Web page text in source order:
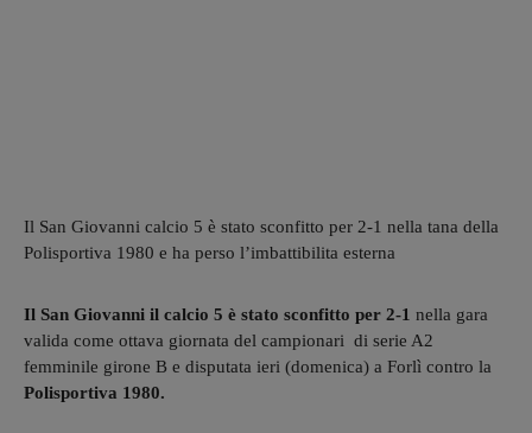
Il San Giovanni calcio 5 è stato sconfitto per 2-1 nella tana della
Polisportiva 1980 e ha perso l’imbattibilita esterna
Il San Giovanni il calcio 5 è stato sconfitto per 2-1 nella gara
valida come ottava giornata del campionari di serie A2
femminile girone B e disputata ieri (domenica) a Forlì contro la
Polisportiva 1980.